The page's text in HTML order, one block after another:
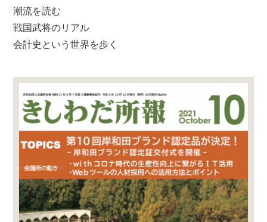
潮流を読む
戦国武将のリアル
会計史という世界を歩く